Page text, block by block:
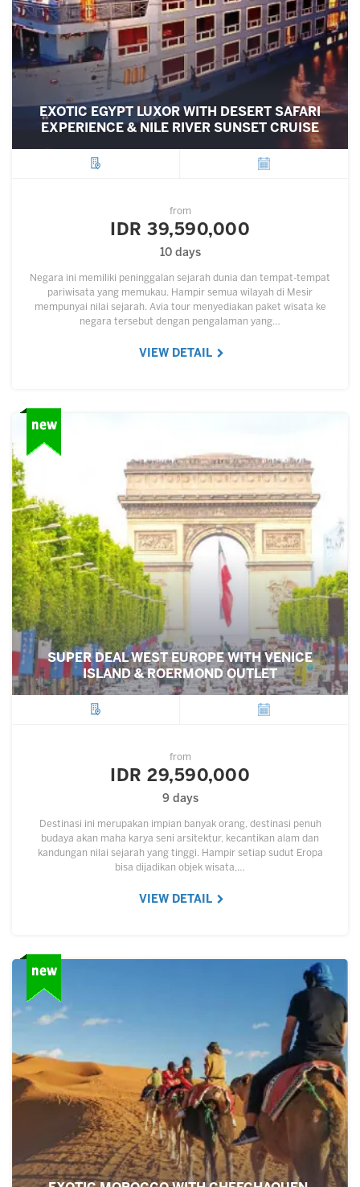
EXOTIC EGYPT LUXOR WITH DESERT SAFARI
EXPERIENCE & NILE RIVER SUNSET CRUISE
from
IDR 39,590,000
10 days
Negara ini memiliki peninggalan sejarah dunia dan tempat-tempat
pariwisata yang memukau. Hampir semua wilayah di Mesir
mempunyai nilai sejarah. Avia tour menyediakan paket wisata ke
negara tersebut dengan pengalaman yang…
VIEW DETAIL
SUPER DEAL WEST EUROPE WITH VENICE
ISLAND & ROERMOND OUTLET
from
IDR 29,590,000
9 days
Destinasi ini merupakan impian banyak orang, destinasi penuh
budaya akan maha karya seni arsitektur, kecantikan alam dan
kandungan nilai sejarah yang tinggi. Hampir setiap sudut Eropa
bisa dijadikan objek wisata,…
VIEW DETAIL